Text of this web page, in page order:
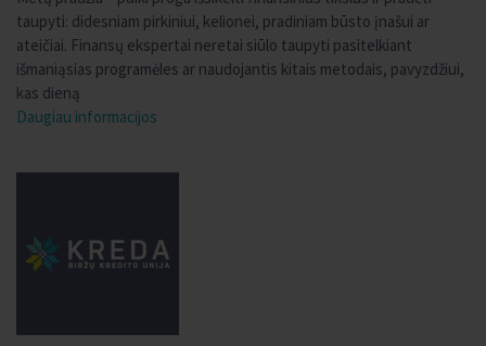
taupyti: didesniam pirkiniui, kelionei, pradiniam būsto įnašui ar
ateičiai. Finansų ekspertai neretai siūlo taupyti pasitelkiant
išmaniąsias programėles ar naudojantis kitais metodais, pavyzdžiui,
kas dieną
Daugiau informacijos